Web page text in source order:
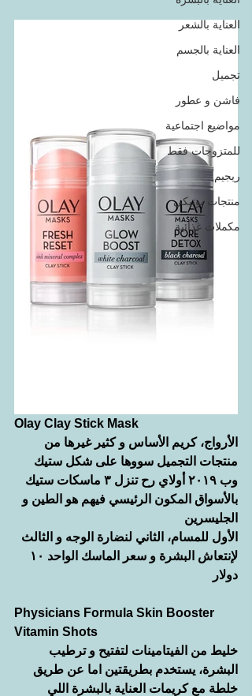
العناية بالشعر
العناية بالجسم
تجميل
فاشن و عطور
مواضيع اجتماعية
للمتزوجات فقط
ريجيم
منتجات بوتيكي
مكملات غذائية
Olay Clay Stick Mask
الأرواج، كريم الأساس و كثير غيرها من
منتجات التجميل سووها على شكل ستيك
وب ٢٠١٩ أولاي رح تنزل ٣ ماسكات ستيك
بالأسواق المكون الرئيسي فيهم هو الطين و
الجليسرين
الأول للمسام، الثاني لنضارة الوجه و الثالث
دولار
Physicians Formula Skin Booster
Vitamin Shots
خليط من الفيتامينات لتفتيح و ترطيب
البشرة، يستخدم بطريقتين اما عن طريق
خلطة مع كريمات العناية بالبشرة اللي